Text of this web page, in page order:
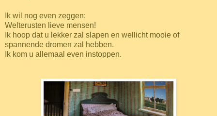
Ik wil nog even zeggen:
Welterusten lieve mensen!
Ik hoop dat u lekker zal slapen en wellicht mooie of
spannende dromen zal hebben.
Ik kom u allemaal even instoppen.